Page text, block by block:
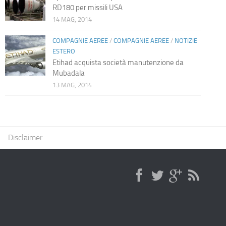
RD180 per missili USA
14 MAG, 2014
COMPAGNIE AEREE/ COMPAGNIE AEREE/ NOTIZIE
ESTERO
Etihad acquista società manutenzione da
Mubadala
13 MAG, 2014
Disclaimer